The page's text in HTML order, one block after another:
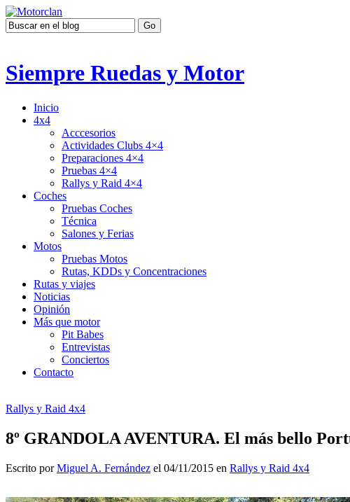
Siempre Ruedas y Motor
Inicio
4x4
Acccesorios
Actividades Clubs 4×4
Preparaciones 4×4
Pruebas 4×4
Rallys y Raid 4×4
Coches
Pruebas Coches
Técnica
Salones y Ferias
Motos
Pruebas Motos
Rutas, KDDs y Concentraciones
Rutas y viajes
Noticias
Opinión
Más que motor
Pit Babes
Entrevistas
Conciertos
Contacto
Rallys y Raid 4x4
8º GRANDOLA AVENTURA. El más bello
Escrito porMiguel A. Fernández el 04/11/2015 en Rallys y Raid 4x4